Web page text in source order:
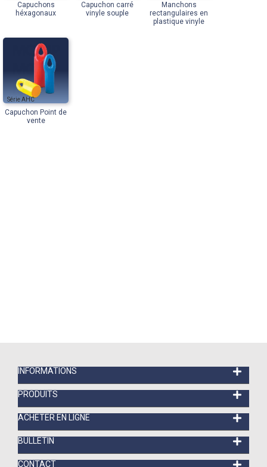
Capuchons
héxagonaux
Capuchon carré
vinyle souple
Manchons
rectangulaires en
plastique vinyle
AHC
Capuchon Point de
vente
INFORMATIONS
PRODUITS
ACHETER EN LIGNE
BULLETIN
CONTACT